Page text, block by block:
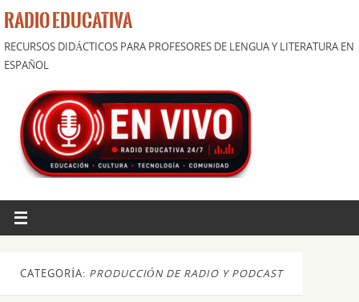
RADIO EDUCATIVA
RECURSOS DIDÁCTICOS PARA PROFESORES DE LENGUA Y LITERATURA EN
ESPAÑOL
CATEGORÍA: PRODUCCIÓN DE RADIO Y PODCAST